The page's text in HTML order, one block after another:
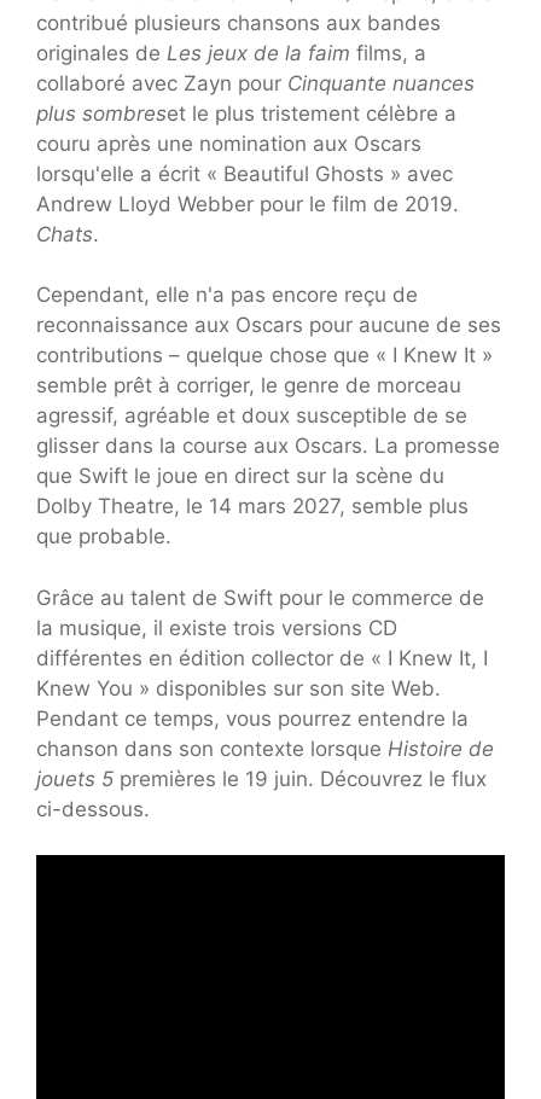
contribué plusieurs chansons aux bandes
originales de Les jeux de la faim films, a
collaboré avec Zayn pour Cinquante nuances
plus sombreset le plus tristement célèbre a
couru après une nomination aux Oscars
lorsqu'elle a écrit « Beautiful Ghosts » avec
Andrew Lloyd Webber pour le film de 2019.
Chats.
Cependant, elle n'a pas encore reçu de
reconnaissance aux Oscars pour aucune de ses
contributions – quelque chose que « I Knew It »
semble prêt à corriger, le genre de morceau
agressif, agréable et doux susceptible de se
glisser dans la course aux Oscars. La promesse
que Swift le joue en direct sur la scène du
Dolby Theatre, le 14 mars 2027, semble plus
que probable.
Grâce au talent de Swift pour le commerce de
la musique, il existe trois versions CD
différentes en édition collector de « I Knew It, I
Knew You » disponibles sur son site Web.
Pendant ce temps, vous pourrez entendre la
chanson dans son contexte lorsque Histoire de
jouets 5 premières le 19 juin. Découvrez le flux
ci-dessous.